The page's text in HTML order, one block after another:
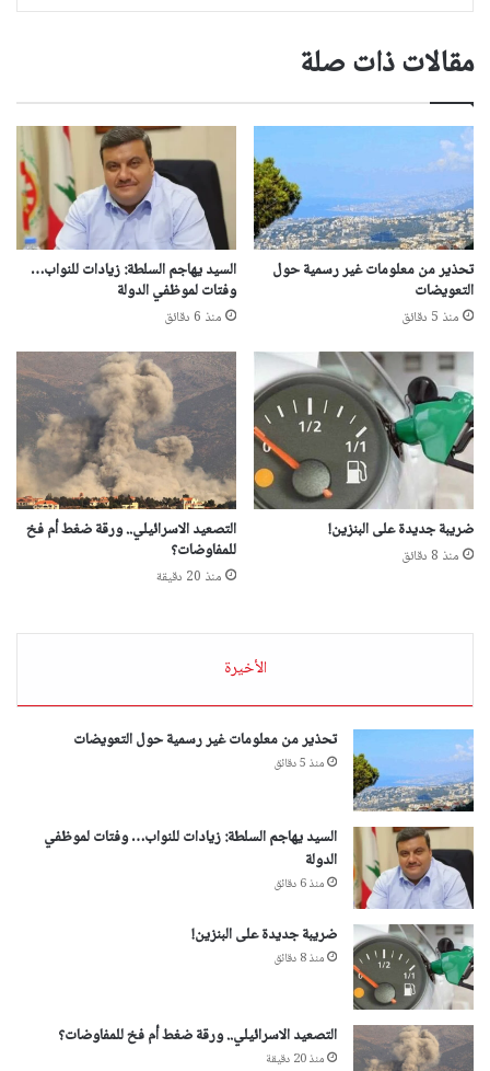
مقالات ذات صلة
تحذير من معلومات غير رسمية حول
التعويضات
منذ 5 دقائق
السيد يهاجم السلطة: زيادات للنواب…
وفتات لموظفي الدولة
منذ 6 دقائق
ضريبة جديدة على البنزين!
منذ 8 دقائق
التصعيد الاسرائيلي.. ورقة ضغط أم فخ
للمفاوضات؟
منذ 20 دقيقة
الأخيرة
تحذير من معلومات غير رسمية حول التعويضات
منذ 5 دقائق
السيد يهاجم السلطة: زيادات للنواب… وفتات لموظفي
الدولة
منذ 6 دقائق
ضريبة جديدة على البنزين!
منذ 8 دقائق
التصعيد الاسرائيلي.. ورقة ضغط أم فخ للمفاوضات؟
منذ 20 دقيقة